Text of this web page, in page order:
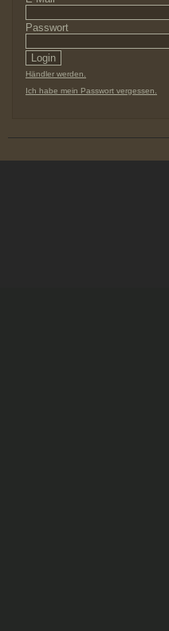
Passwort
Händler werden.
Ich habe mein Passwort vergessen.